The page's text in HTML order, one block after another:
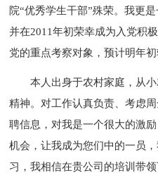
院“优秀学生干部”殊荣。我更
并在2011年初荣幸成为入党积
党的重点考察对象，预计明年初
本人出身于农村家庭，从
精神。对工作认真负责、考虑
聘信息，对我是一个很大的激
机会，让我成为您们中的一员
习，我相信在贵公司的培训带